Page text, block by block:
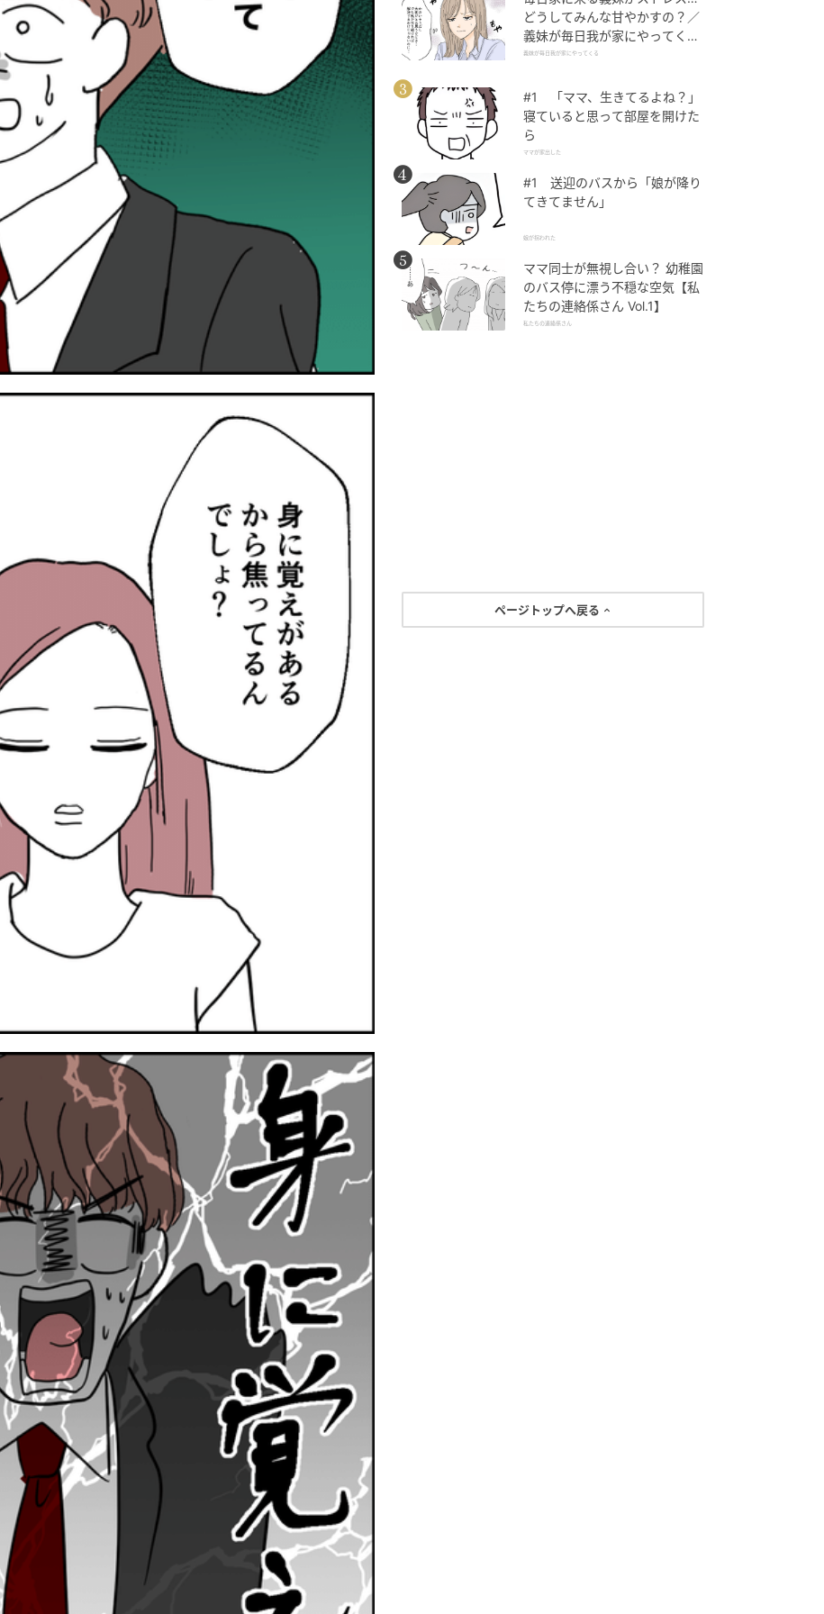
どうしてみんな甘やかすの？／
義妹が毎日我が家にやってくる
（1）【義父母がシンドイんで
義妹が毎日我が家にやってくる
#1 「ママ、生きてるよね？」
寝ていると思って部屋を開けた
ら
ママが家出した
#1 送迎のバスから「娘が降り
てきてません」
娘が拐われた
ママ同士が無視し合い？ 幼稚園
のバス停に漂う不穏な空気【私
たちの連絡係さん Vol.1】
私たちの連絡係さん
ページトップへ戻る